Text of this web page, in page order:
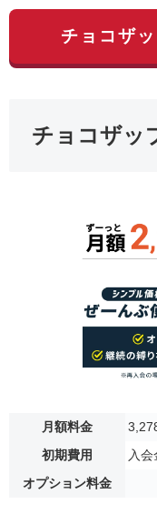
チョコザ
チョコザッ
月額料金
初期費用
入
オプション料金